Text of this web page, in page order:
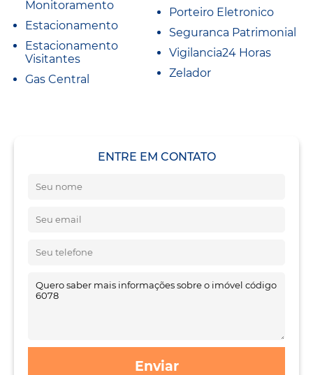
Monitoramento
Estacionamento
Estacionamento
Visitantes
Gas Central
Porteiro Eletronico
Seguranca Patrimonial
Vigilancia24 Horas
Zelador
ENTRE EM CONTATO
Enviar